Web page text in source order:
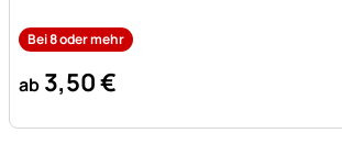
Bei 8 oder mehr
ab 3,50€